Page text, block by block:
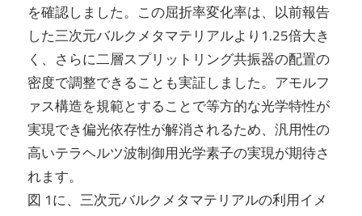
を確認しました。この屈折率変化率は、以前報告
した三次元バルクメタマテリアルより1.25倍大き
く、さらに二層スプリットリング共振器の配置の
密度で調整できることも実証しました。アモルフ
ァス構造を規範とすることで等方的な光学特性が
実現でき偏光依存性が解消されるため、汎用性の
高いテラヘルツ波制御用光学素子の実現が期待さ
れます。
図 1に、三次元バルクメタマテリアルの利用イメ